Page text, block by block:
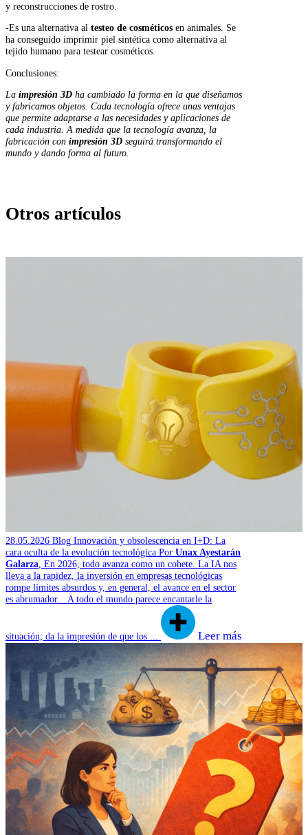
y reconstrucciones de rostro.
-Es una alternativa al testeo de cosméticos en animales. Se
ha conseguido imprimir piel sintética como alternativa al
tejido humano para testear cosméticos.
Conclusiones:
La impresión 3D ha cambiado la forma en la que diseñamos
y fabricamos objetos. Cada tecnología ofrece unas ventajas
que permite adaptarse a las necesidades y aplicaciones de
cada industria. A medida que la tecnología avanza, la
fabricación con impresión 3D seguirá transformando el
mundo y dando forma al futuro.
Otros artículos
28.05.2026 Blog Innovación y obsolescencia en I+D: La
cara oculta de la evolución tecnológica Por Unax Ayestarán
Galarza En 2026, todo avanza como un cohete. La IA nos
lleva a la rapidez, la inversión en empresas tecnológicas
rompe límites absurdos y, en general, el avance en el sector
es abrumador. A todo el mundo parece encantarle la
situación; da la impresión de que los ... Leer más